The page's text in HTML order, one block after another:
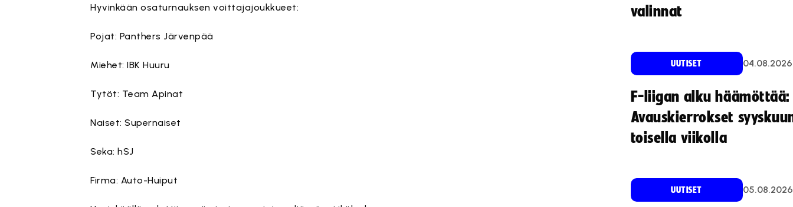
Hyvinkään osaturnauksen voittajajoukkueet:
Pojat: Panthers Järvenpää
Miehet: IBK Huuru
Tytöt: Team Apinat
Naiset: Supernaiset
Seka: hSJ
Firma: Auto-Huiput
valinnat
UUTISET 04.08.2026
F-liigan alku häämöttää:
Avauskierrokset
toisella viikolla
UUTISET 05.08.2026